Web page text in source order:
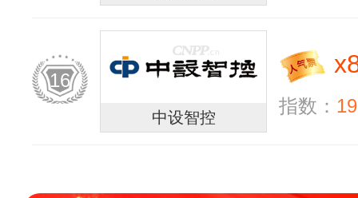
16
中设智控
x
指数：